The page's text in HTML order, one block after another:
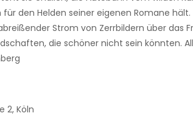
den Helden seiner eigenen Romane
Strom von Zerrbildern über das
die schöner nicht sein könnten.
2, Köln